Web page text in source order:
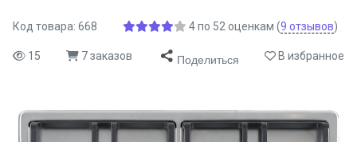
Код товара: 668 4по 52 оценкам (9 отзывов)
15 7 заказов Поделиться В избранное